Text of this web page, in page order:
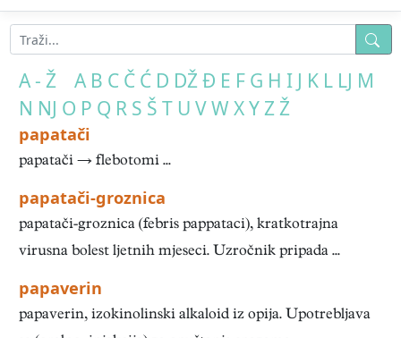
A - Ž A B C Č Ć D DŽĐ E F G H I J K L LJ M
N NJ O P Q R S Š T U VW XYZŽ
papatači
papatači → flebotomi ...
papatači-groznica
papatači-groznica (febris pappataci), kratkotrajna
virusna bolest ljetnih mjeseci. Uzročnik pripada ...
papaverin
papaverin, izokinolinski alkaloid iz opija. Upotrebljava